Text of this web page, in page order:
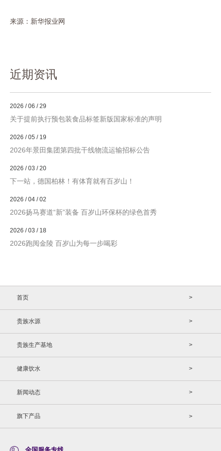
近期资讯
2026 / 06 / 29
关于提前执行预包装食品标签新版国家标准的声明
2026 / 05 / 19
2026年景田集团第四批干线物流运输招标公告
2026 / 03 / 20
下一站，德国柏林！有体育就有百岁山！
2026 / 04 / 02
2026扬马赛道“新”装备 百岁山环保杯的绿色首秀
2026 / 03 / 18
2026跑阅金陵 百岁山为每一步喝彩
来源：新华报业网
首页 >
贵族水源 >
贵族生产基地 >
健康饮水 >
新闻动态 >
旗下产品 >